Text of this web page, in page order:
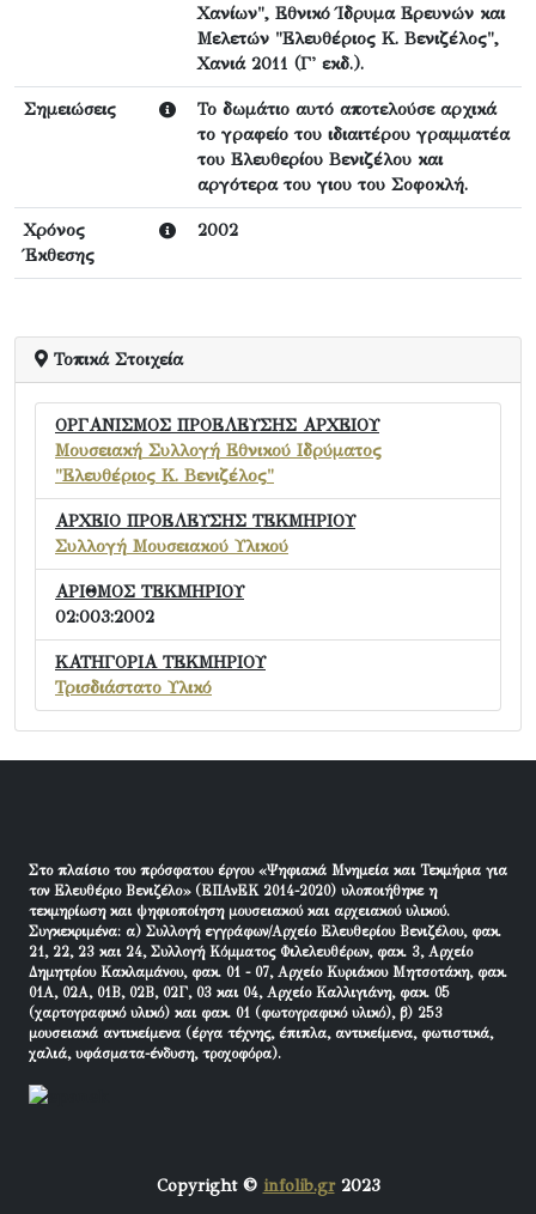
Χανίων", Εθνικό Ίδρυμα Ερευνών και
Μελετών "Ελευθέριος Κ. Βενιζέλος",
Χανιά 2011 (Γ' εκδ.).
Σημειώσεις
Το δωμάτιο αυτό αποτελούσε αρχικά
το γραφείο του ιδιαιτέρου γραμματέα
του Ελευθερίου Βενιζέλου και
αργότερα του γιου του Σοφοκλή.
Χρόνος
Έκθεσης
2002
Τοπικά Στοιχεία
ΟΡΓΑΝΙΣΜΟΣ ΠΡΟΕΛΕΥΣΗΣ ΑΡΧΕΙΟΥ
Μουσειακή Συλλογή Εθνικού Ιδρύματος
"Ελευθέριος Κ. Βενιζέλος"
ΑΡΧΕΙΟ ΠΡΟΕΛΕΥΣΗΣ ΤΕΚΜΗΡΙΟΥ
Συλλογή Μουσειακού Υλικού
ΑΡΙΘΜΟΣ ΤΕΚΜΗΡΙΟΥ
02:003:2002
ΚΑΤΗΓΟΡΙΑ ΤΕΚΜΗΡΙΟΥ
Τρισδιάστατο Υλικό
Στο πλαίσιο του πρόσφατου έργου «Ψηφιακά Μνημεία και Τεκμήρια για
τον Ελευθέριο Βενιζέλο» (ΕΠΑνΕΚ 2014-2020) υλοποιήθηκε η
τεκμηρίωση και ψηφιοποίηση μουσειακού και αρχειακού υλικού.
Συγκεκριμένα: α) Συλλογή εγγράφων/Αρχείο Ελευθερίου Βενιζέλου, φακ.
21, 22, 23 και 24, Συλλογή Κόμματος Φιλελευθέρων, φακ. 3, Αρχείο
Δημητρίου Κακλαμάνου, φακ. 01 - 07, Αρχείο Κυριάκου Μητσοτάκη, φακ.
01Α, 02Α, 01Β, 02Β, 02Γ, 03 και 04, Αρχείο Καλλιγιάνη, φακ. 05
(χαρτογραφικό υλικό) και φακ. 01 (φωτογραφικό υλικό), β) 253
μουσειακά αντικείμενα (έργα τέχνης, έπιπλα, αντικείμενα, φωτιστικά,
χαλιά, υφάσματα-ένδυση, τροχοφόρα).
Copyright © infolib.gr2023